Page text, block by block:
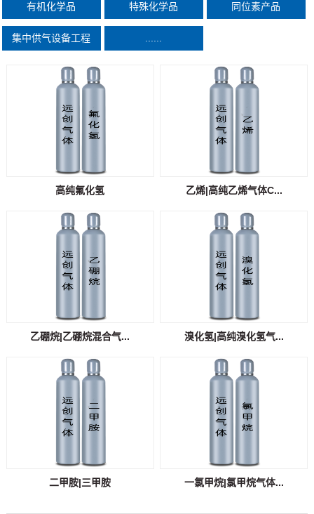
有机化学品 特殊化学品 同位素产品
集中供气设备工程 ......
高纯氟化氢 乙烯|高纯乙烯气体C...
乙硼烷|乙硼烷混合气... 溴化氢|高纯溴化氢气...
二甲胺|三甲胺 一氯甲烷|氯甲烷气体...